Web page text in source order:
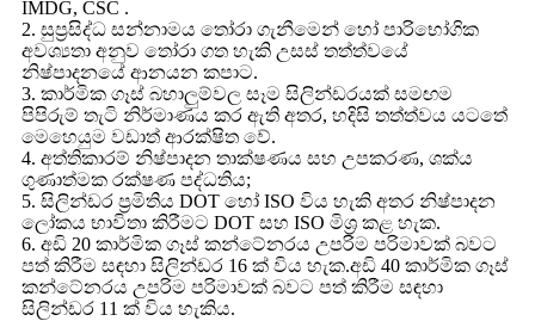
IMDG, CSC .
2. සුප්‍රසිද්ධ සන්නාමය තෝරා ගැනීමෙන් හෝ පාරිභෝගික
අවශ්‍යතා අනුව තෝරා ගත හැකි උසස් තත්ත්වයේ
නිෂ්පාදනයේ ආනයන කපාට.
3. කාර්මික ගෑස් බහාලුම්වල සෑම සිලින්ඩරයක් සමඟම
පිපිරුම් තැටි නිර්මාණය කර ඇති අතර, හදිසි තත්ත්වය යටතේ
මෙහෙයුම වඩාත් ආරක්ෂිත වේ.
4. අත්තිකාරම් නිෂ්පාදන තාක්ෂණය සහ උපකරණ, ශක්ය
ගුණාත්මක රක්ෂණ පද්ධතිය;
5. සිලින්ඩර ප්‍රමිතිය DOT හෝ ISO විය හැකි අතර නිෂ්පාදන
ලෝකය භාවිතා කිරීමට DOT සහ ISO මිශ්‍ර කළ හැක.
6. අඩි 20 කාර්මික ගෑස් කන්ටේනරය උපරිම පරිමාවක් බවට
පත් කිරීම සඳහා සිලින්ඩර 16 ක් විය හැක.අඩි 40 කාර්මික ගෑස්
කන්ටේනරය උපරිම පරිමාවක් බවට පත් කිරීම සඳහා
සිලින්ඩර 11 ක් විය හැකිය.